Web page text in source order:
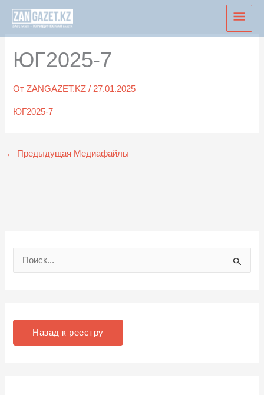
Перейти
содержимому
ЮГ2025-7
ОтZANGAZET.KZ/27.01.2025
ЮГ2025-7
← Предыдущая Медиафайлы
Назад к реестру